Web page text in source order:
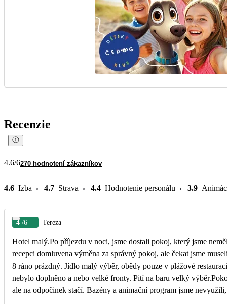
Recenzie
4.6/6270 hodnotení zákazníkov
4.6 Izba 4.7 Strava 4.4 Hodnotenie personálu 3.9
4 /6 Tereza
Hotel malý.Po příjezdu v noci, jsme dostali pokoj, který jsme
recepci domluvena výměna za správný pokoj, ale čekat jsme
8 ráno prázdný. Jídlo malý výběr, obědy pouze v plážové
nebylo doplněno a nebo velké fronty. Pití na baru velký
ale na odpočinek stačí. Bazény a animační program jsme